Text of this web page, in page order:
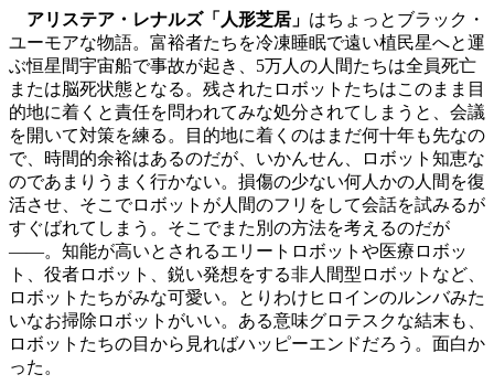
アリステア・レナルズ「人形芝居」 はちょっとブラック・
ユーモアな物語。富裕者たちを冷凍睡眠で遠い植民星へと運
ぶ恒星間宇宙船で事故が起き、5万人の人間たちは全員死亡
または脳死状態となる。残されたロボットたちはこのまま目
的地に着くと責任を問われてみな処分されてしまうと、会議
を開いて対策を練る。目的地に着くのはまだ何十年も先なの
で、時間的余裕はあるのだが、いかんせん、ロボット知恵な
のであまりうまく行かない。損傷の少ない何人かの人間を復
活させ、そこでロボットが人間のフリをして会話を試みるが
すぐばれてしまう。そこでまた別の方法を考えるのだが
――。知能が高いとされるエリートロボットや医療ロボッ
ト、役者ロボット、鋭い発想をする非人間型ロボットなど、
ロボットたちがみな可愛い。とりわけヒロインのルンバみた
いなお掃除ロボットがいい。ある意味グロテスクな結末も、
ロボットたちの目から見ればハッピーエンドだろう。面白か
った。